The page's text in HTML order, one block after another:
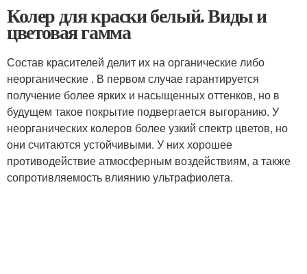
Колер для краски белый. Виды и
цветовая гамма
Состав красителей делит их на органические либо
неорганические . В первом случае гарантируется
получение более ярких и насыщенных оттенков, но в
будущем такое покрытие подвергается выгоранию. У
неорганических колеров более узкий спектр цветов, но
они считаются устойчивыми. У них хорошее
противодействие атмосферным воздействиям, а также
сопротивляемость влиянию ультрафиолета.